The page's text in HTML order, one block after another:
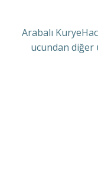
Arabalı
ucundan diğer